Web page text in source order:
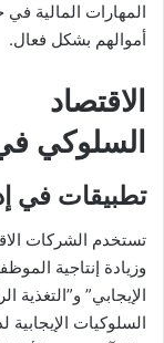
المهارات المالية
أموالهم بشكل فعال.
الاقتصاد
السلوكي
تطبيقات في
تستخدم الشركات
وزيادة إنتاجية
الإيجابي” و”التغذية
السلوكيات